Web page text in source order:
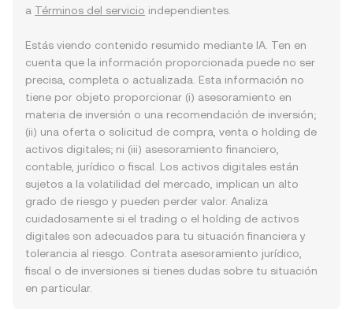
a Términos del servicio independientes.
Estás viendo contenido resumido mediante IA. Ten en
cuenta que la información proporcionada puede no ser
precisa, completa o actualizada. Esta información no
tiene por objeto proporcionar (i) asesoramiento en
materia de inversión o una recomendación de inversión;
(ii) una oferta o solicitud de compra, venta o holding de
activos digitales; ni (iii) asesoramiento financiero,
contable, jurídico o fiscal. Los activos digitales están
sujetos a la volatilidad del mercado, implican un alto
grado de riesgo y pueden perder valor. Analiza
cuidadosamente si el trading o el holding de activos
digitales son adecuados para tu situación financiera y
tolerancia al riesgo. Contrata asesoramiento jurídico,
fiscal o de inversiones si tienes dudas sobre tu situación
en particular.